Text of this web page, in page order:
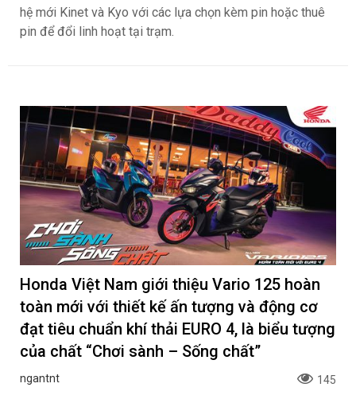
hệ mới Kinet và Kyo với các lựa chọn kèm pin hoặc thuê
pin để đổi linh hoạt tại trạm.
Honda Việt Nam giới thiệu Vario 125 hoàn
toàn mới với thiết kế ấn tượng và động cơ
đạt tiêu chuẩn khí thải EURO 4, là biểu tượng
của chất “Chơi sành – Sống chất”
ngantnt 145